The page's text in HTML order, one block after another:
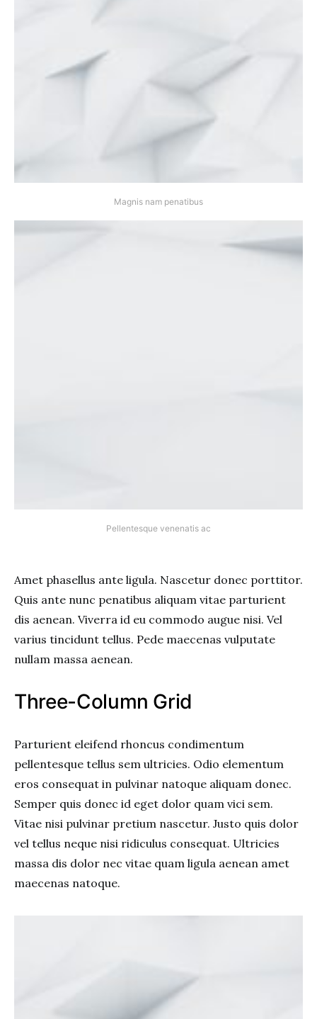
Magnis nam penatibus
Pellentesque venenatis ac
Amet phasellus ante ligula. Nascetur donec porttitor.
Quis ante nunc penatibus aliquam vitae parturient
dis aenean. Viverra id eu commodo augue nisi. Vel
varius tincidunt tellus. Pede maecenas vulputate
nullam massa aenean.
Three-Column Grid
Parturient eleifend rhoncus condimentum
pellentesque tellus sem ultricies. Odio elementum
eros consequat in pulvinar natoque aliquam donec.
Semper quis donec id eget dolor quam vici sem.
Vitae nisi pulvinar pretium nascetur. Justo quis dolor
vel tellus neque nisi ridiculus consequat. Ultricies
massa dis dolor nec vitae quam ligula aenean amet
maecenas natoque.